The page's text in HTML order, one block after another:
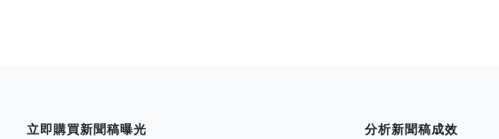
立即購買新聞稿曝光 分析新聞稿成效